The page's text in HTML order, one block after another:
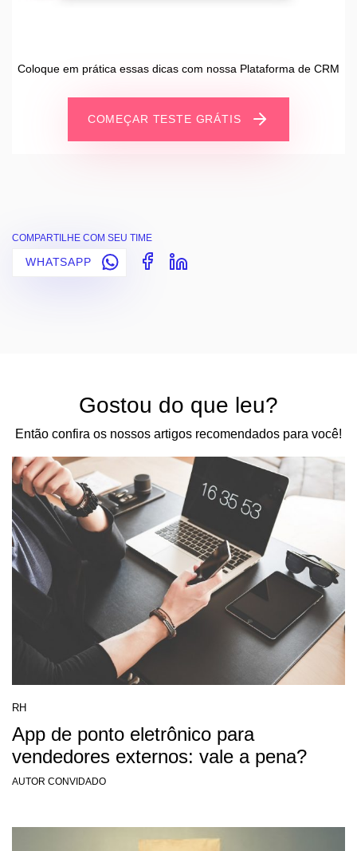
Coloque em prática essas dicas com nossa Plataforma de CRM
COMEÇAR TESTE GRÁTIS
COMPARTILHE COM SEU TIME
WHATSAPP
Gostou do que leu?
Então confira os nossos artigos recomendados para você!
RH
App de ponto eletrônico para
vendedores externos: vale a pena?
AUTOR CONVIDADO